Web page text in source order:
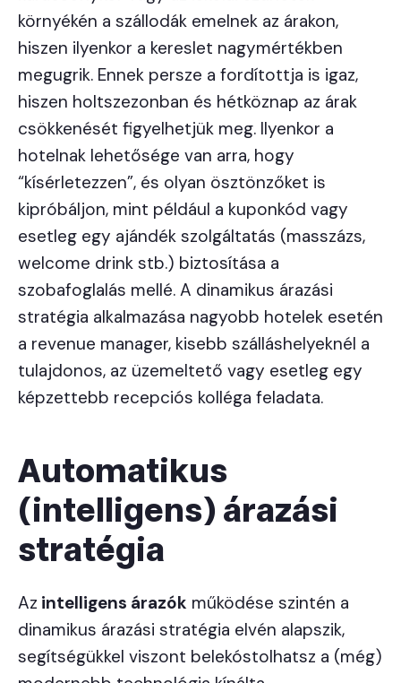
környékén a szállodák emelnek az árakon,
hiszen ilyenkor a kereslet nagymértékben
megugrik. Ennek persze a fordítottja is igaz,
hiszen holtszezonban és hétköznap az árak
csökkenését figyelhetjük meg. Ilyenkor a
hotelnak lehetősége van arra, hogy
“kísérletezzen”, és olyan ösztönzőket is
kipróbáljon, mint például a kuponkód vagy
esetleg egy ajándék szolgáltatás (masszázs,
welcome drink stb.) biztosítása a
szobafoglalás mellé. A dinamikus árazási
stratégia alkalmazása nagyobb hotelek esetén
a revenue manager, kisebb szálláshelyeknél a
tulajdonos, az üzemeltető vagy esetleg egy
képzettebb recepciós kolléga feladata.
Automatikus
(intelligens) árazási
stratégia
Az intelligens árazók működése szintén a
dinamikus árazási stratégia elvén alapszik,
segítségükkel viszont belekóstolhatsz a (még)